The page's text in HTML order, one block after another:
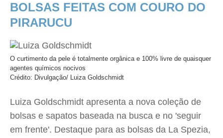
BOLSAS FEITAS COM COURO DO
PIRARUCU
O curtimento da pele é totalmente orgânica e 100% livre de quaisquer
agentes químicos nocivos
Crédito: Divulgação/ Luiza Goldschmidt
Luiza Goldschmidt apresenta a nova coleção de
bolsas e sapatos baseada na busca e no 'seguir
em frente'. Destaque para as bolsas da La Spezia,